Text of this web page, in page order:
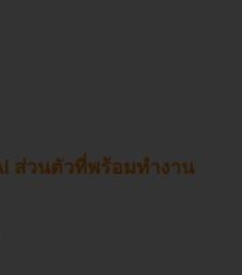
ส่วนตัวที่พร้อมทำงาน